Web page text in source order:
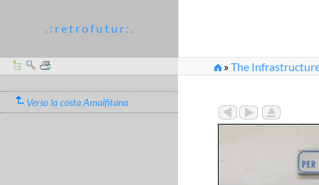
. : r e t r o f u t u r : .
»The
Verso la costa Amalfitana